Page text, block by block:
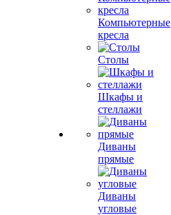
Компьютерные
кресла
Столы
Шкафы и
стеллажи
Диваны
прямые
Диваны
угловые